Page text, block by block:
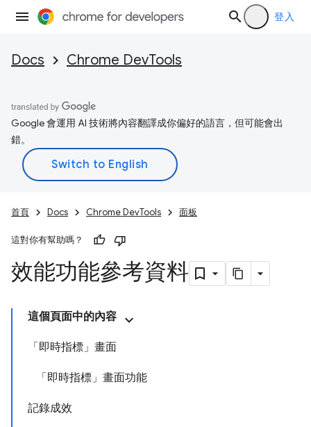
登入
Docs Chrome DevTools
Google 會運用 AI 技術將內容翻譯成你偏好的語言，但可能會出
錯。
首頁 Docs Chrome DevTools 面板
這對你有幫助嗎？
效能功能參考資料
這個頁面中的內容
「即時指標」畫面
「即時指標」畫面功能
記錄成效